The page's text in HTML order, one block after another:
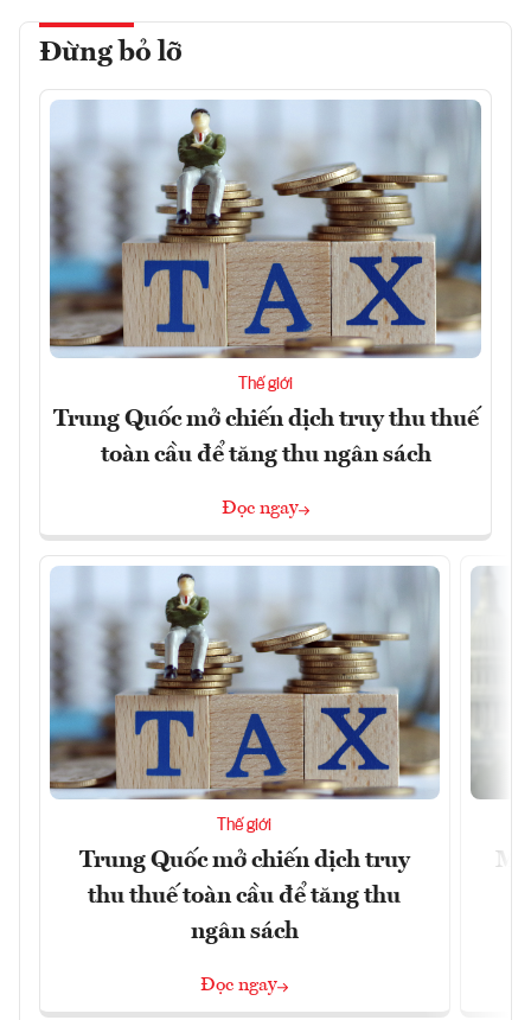
Đừng bỏ lỡ
Thế giới
Trung Quốc mở chiến dịch truy thu thuế
toàn cầu để tăng thu ngân sách
Đọc ngay
Thế giới
Trung Quốc mở chiến dịch truy
thu thuế toàn cầu để tăng thu
ngân sách
Đọc ngay